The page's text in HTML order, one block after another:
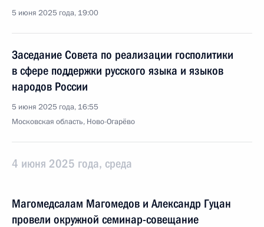
5 июня 2025 года, 19:00
Заседание Совета по реализации госполитики
в сфере поддержки русского языка и языков
народов России
5 июня 2025 года, 16:55
Московская область, Ново-Огарёво
4 июня 2025 года, среда
Магомедсалам Магомедов и Александр Гуцан
провели окружной семинар-совещание